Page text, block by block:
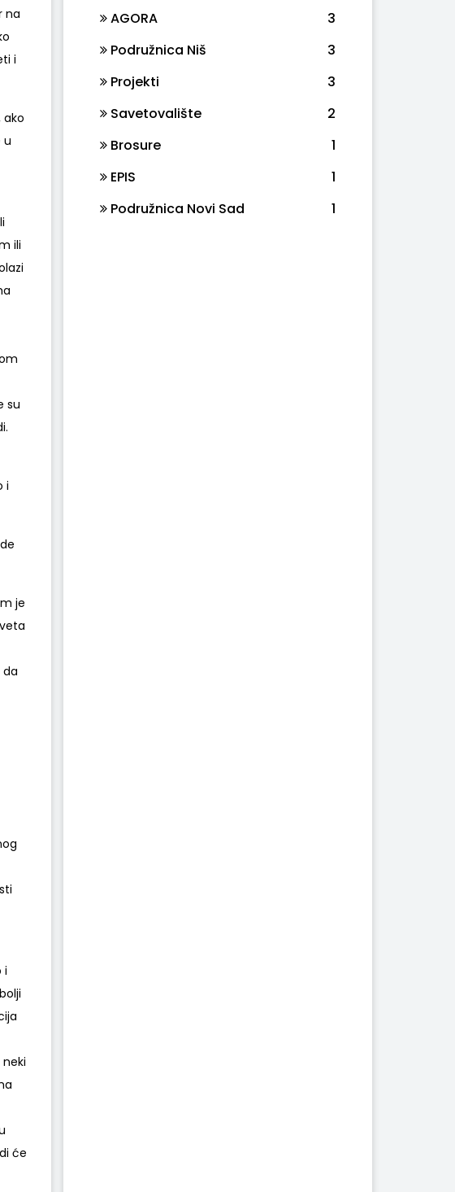
na
i
u
ili
su
i
je
da
i
će
AGORA
3
Podružnica Niš
3
Projekti
3
Savetovalište
2
Brosure
1
EPIS
1
Podružnica Novi Sad
1